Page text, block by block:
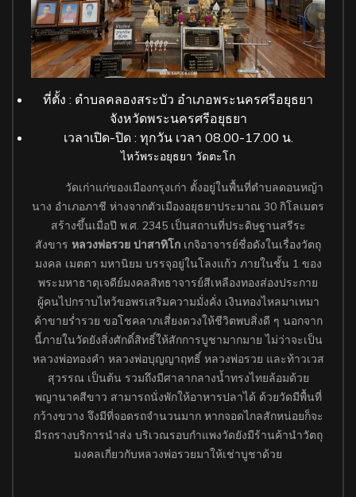
ที่ตั้ง : ตำบลคลองสระบัว อำเภอพระนครศรีอยุธยา
จังหวัดพระนครศรีอยุธยา
เวลาเปิด-ปิด : ทุกวัน เวลา 08.00-17.00 น.
ไหว้พระอยุธยา วัดตะโก
วัดเก่าแก่ของเมืองกรุงเก่า ตั้งอยู่ในพื้นที่ตำบลดอนหญ้า
นาง อำเภอภาชี ห่างจากตัวเมืองอยุธยาประมาณ 30 กิโลเมตร
สร้างขึ้นเมื่อปี พ.ศ. 2345 เป็นสถานที่ประดิษฐานสรีระ
สังขาร หลวงพ่อรวย ปาสาทิโก เกจิอาจารย์ชื่อดังในเรื่องวัตถุ
มงคล เมตตา มหานิยม บรรจุอยู่ในโลงแก้ว ภายในชั้น 1 ของ
พระมหาธาตุเจดีย์มงคลสิทธาจารย์สีเหลืองทองส่องประกาย
ผู้คนไปกราบไหว้ขอพรเสริมความมั่งคั่ง เงินทองไหลมาเทมา
ค้าขายร่ำรวย ขอโชคลาภเสี่ยงดวงให้ชีวิตพบสิ่งดี ๆ นอกจาก
นี้ภายในวัดยังสิ่งศักดิ์สิทธิ์ให้สักการบูชามากมาย ไม่ว่าจะเป็น
หลวงพ่อทองคำ หลวงพ่อบุญญาฤทธิ์ หลวงพ่อรวย และท้าวเวส
สุวรรณ เป็นต้น รวมถึงมีศาลากลางน้ำทรงไทยล้อมด้วย
พญานาคสีขาว สามารถนั่งพักให้อาหารปลาได้ ด้วยวัดมีพื้นที่
กว้างขวาง จึงมีที่จอดรถจำนวนมาก หากจอดไกลสักหน่อยก็จะ
มีรถรางบริการนำส่ง บริเวณรอบกำแพงวัดยังมีร้านค้านำวัตถุ
มงคลเกี่ยวกับหลวงพ่อรวยมาให้เช่าบูชาด้วย